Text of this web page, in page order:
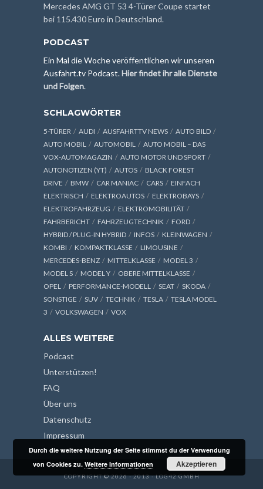
Mercedes AMG GT 53 4-Türer Coupe startet
bei 115.430 Euro in Deutschland.
PODCAST
Ein Mal die Woche veröffentlichen wir unseren
Ausfahrt.tv Podcast.Hier findet ihr alle Dienste
und Folgen.
SCHLAGWÖRTER
5-TÜRER AUDI AUSFAHRTTV NEWS
AUTO BILD
AUTO MOBIL
AUTOMOBIL
AUTO MOBIL – DAS
VOX-AUTOMAGAZIN
AUTO MOTOR UND SPORT
AUTONOTIZEN (YT)
AUTOS
BLACK FOREST
DRIVE
BMW CAR MANIAC CARS
EINFACH
ELEKTRISCH
ELEKTROAUTOS
ELEKTROBAYS
ELEKTROFAHRZEUG
ELEKTROMOBILITÄT
FAHRBERICHT
FAHRZEUGTECHNIK
FORD
HYBRID / PLUG-IN HYBRID
INFOS
KLEINWAGEN
KOMBI
KOMPAKTKLASSE
LIMOUSINE
MERCEDES-BENZ
MITTELKLASSE
MODEL 3
MODEL S
MODEL Y
OBERE MITTELKLASSE
OPEL
PERFORMANCE-MODELL SEAT
SKODA
SONSTIGE
SUV TECHNIK TESLA
TESLA MODEL
3
VOLKSWAGEN VOX
ALLES WEITERE
Podcast
Unterstützen!
FAQ
Über uns
Datenschutz
Impressum
COPYRIGHT © 2026 - 2013 - LOG42 GMBH
Durch die weitere Nutzung der Seite stimmst du der Verwendung
von Cookies zu.Weitere Informationen Akzeptieren